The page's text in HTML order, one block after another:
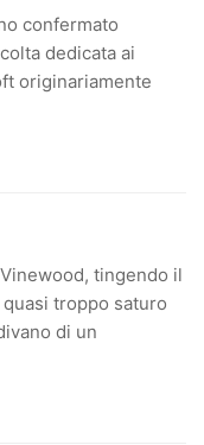
confermato
dedicata ai
originariamente
tingendo il
troppo saturo
di un